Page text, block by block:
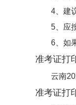
4、建
5、应
6、如
准考证打
云南
准考证打